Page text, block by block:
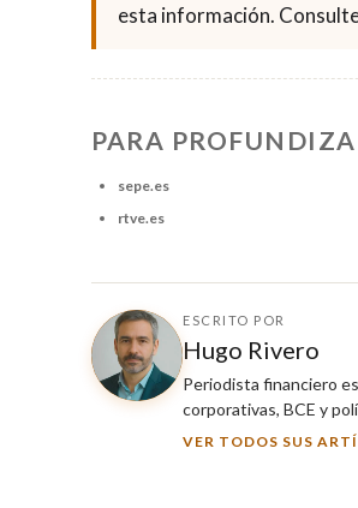
esta información.
PARA
sepe.es
rtve.es
ESCRITO POR
Hugo Rivero
Periodista financiero
corporativas, BCE y
VER TODOS SUS